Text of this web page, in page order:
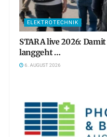
ELEKTROTECHNIK
STARA live 2026:
langgeht …
6. AUGUST 2026